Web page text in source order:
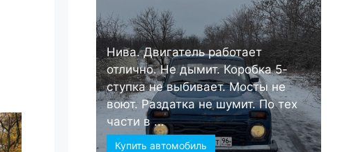
Нива. Двигатель работает
отлично. Не дымит. Коробка 5-
ступка не выбивает. Мосты не
воют. Раздатка не шумит. По тех
части в ...
Купить автомобиль